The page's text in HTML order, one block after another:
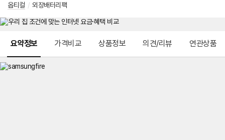
옵티컬 / 외장배터리팩
요약정보 가격비교 상품정보 의견/리뷰 연관상품